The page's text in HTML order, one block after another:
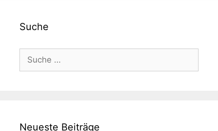
Suche
Suche
nach:
Neueste Beiträge